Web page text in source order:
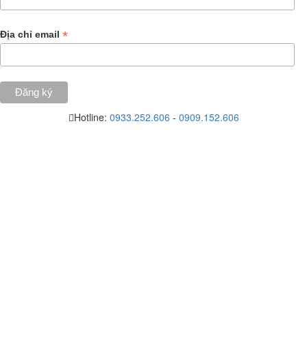
Địa chỉ email *
Hotline: 0933.252.606 - 0909.152.606